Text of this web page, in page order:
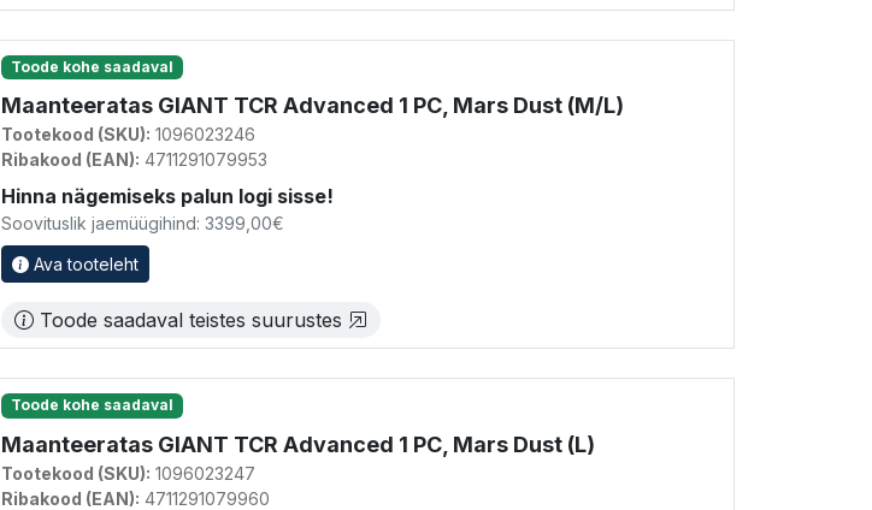
Toode kohe saadaval
Maanteeratas GIANT TCR Advanced 1 PC, Mars Dust (M/L)
Tootekood (SKU): 1096023246
Ribakood (EAN): 4711291079953
Hinna nägemiseks palun logi sisse!
Soovituslik jaemüügihind: 3399,00€
Ava tooteleht
Toode saadaval teistes suurustes
Toode kohe saadaval
Maanteeratas GIANT TCR Advanced 1 PC, Mars Dust (L)
Tootekood (SKU): 1096023247
Ribakood (EAN): 4711291079960